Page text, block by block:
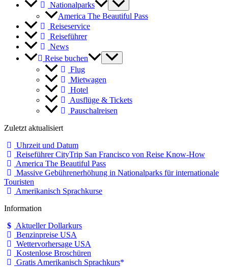
Nationalparks
America The Beautiful Pass
Reiseservice
Reiseführer
News
Reise buchen
Flug
Mietwagen
Hotel
Ausflüge & Tickets
Pauschalreisen
Zuletzt aktualisiert
Uhrzeit und Datum
Reiseführer CityTrip San Francisco von Reise Know-How
America The Beautiful Pass
Massive Gebührenerhöhung in Nationalparks für internationale
Touristen
Amerikanisch Sprachkurse
Information
Aktueller Dollarkurs
Benzinpreise USA
Wettervorhersage USA
Kostenlose Broschüren
Gratis Amerikanisch Sprachkurs